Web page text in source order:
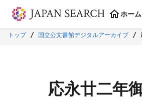
本文に飛ぶ
ホーム
トップ 国立公文書館デジタルアーカイブ
応永廿二年